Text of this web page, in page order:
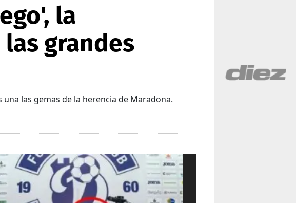
la
grandes
las gemas de la herencia de Maradona.